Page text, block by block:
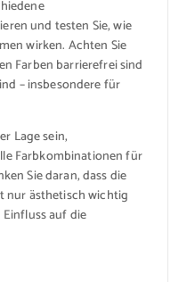
und testen Sie, wie
wirken. Achten Sie
Farben barrierefrei sind
– insbesondere für
Lage sein,
Farbkombinationen für
Sie daran, dass die
nur ästhetisch wichtig
auf die